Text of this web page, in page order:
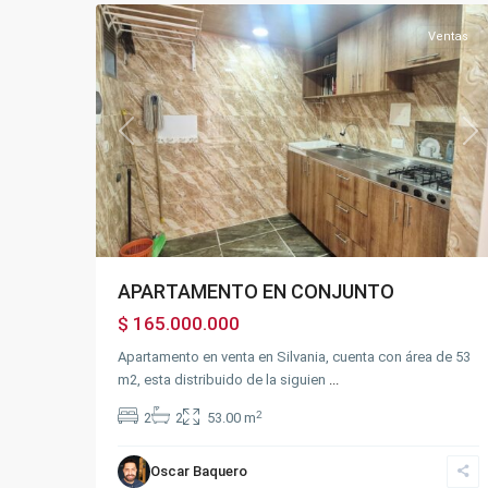
Previous
Ventas
APARTAMENTO EN CONJUNTO
$ 165.000.000
Apartamento en venta en Silvania, cuenta con área de 53
m2, esta distribuido de la siguien ...
2 2 53.00 m2
Oscar Baquero